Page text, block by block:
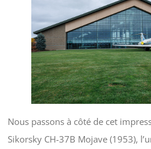
Nous passons à côté de cet
Sikorsky CH-37B Mojave (1953),